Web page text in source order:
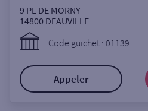
Ville / Code postal
Rue
9 PL DE MORNY
14800 DEAUVILLE
Code guichet : 01139
Appeler